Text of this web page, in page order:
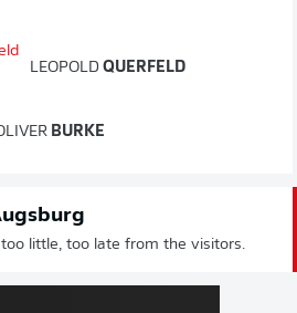
LEOPOLD QUERFELD
BURKE
little, too late from the visitors.